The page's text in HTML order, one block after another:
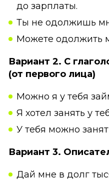
до зарплаты.
Ты не одолжишь
Можете одолжить
Вариант 2. С
(от первого лица)
Можно я у тебя
Я хотел занять у
У тебя можно
Вариант 3.
Дай мне в долг